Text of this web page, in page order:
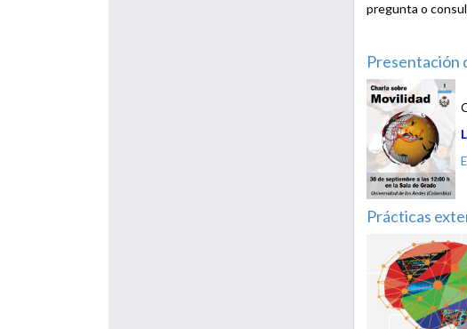
pregunta o
Presentación
Prácticas